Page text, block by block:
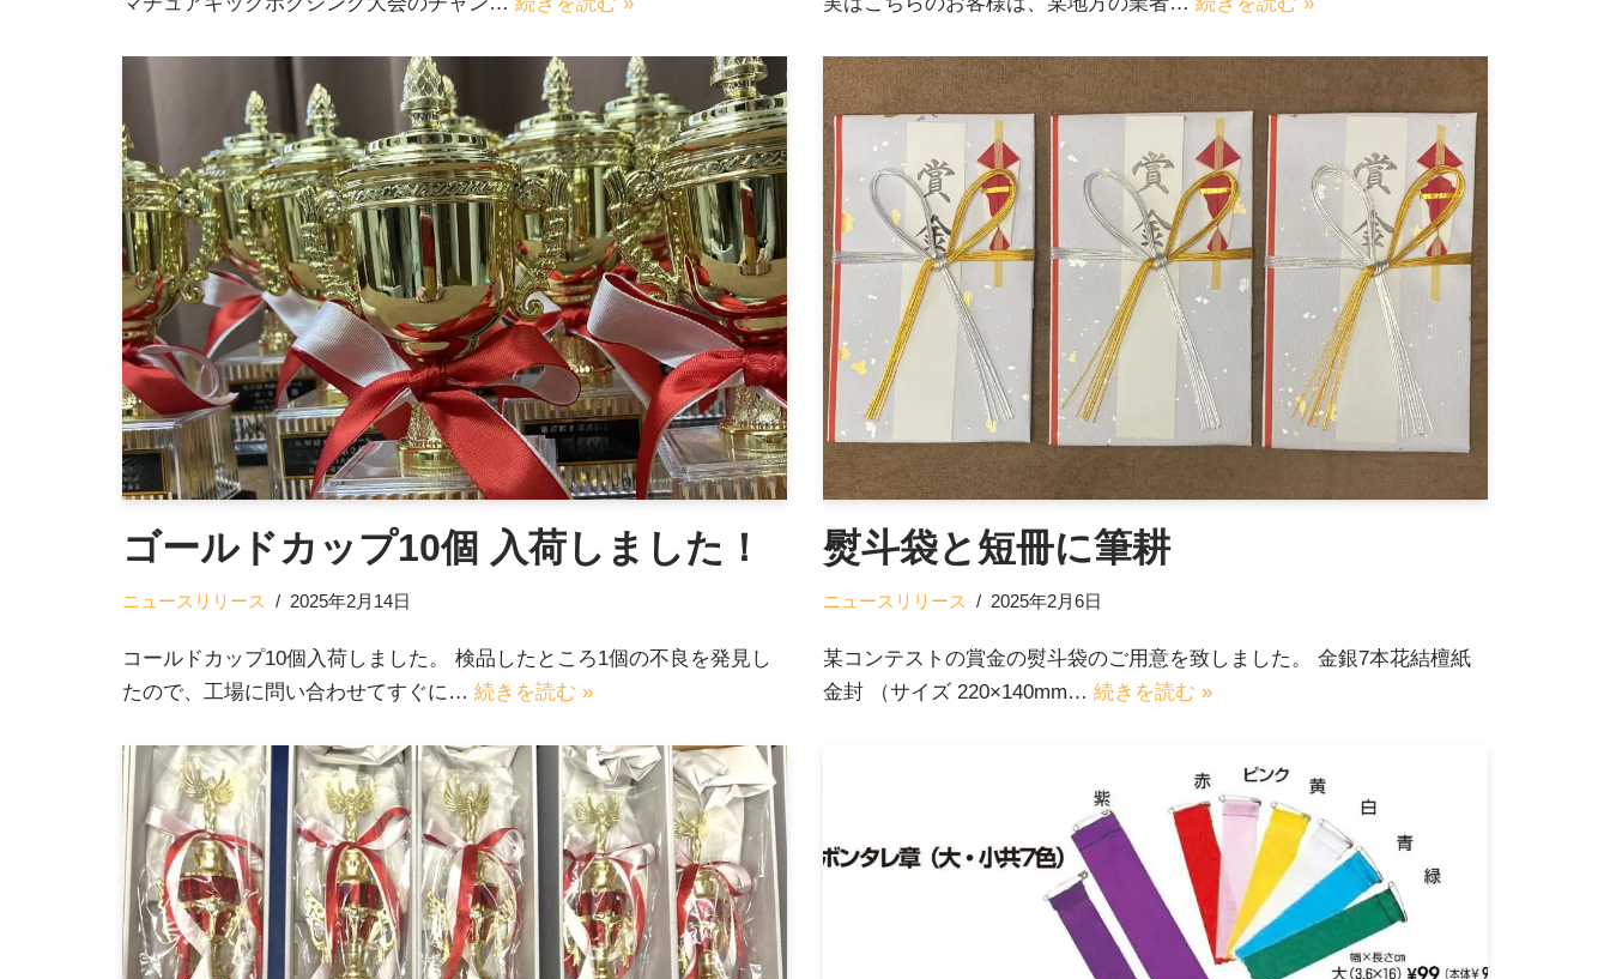
ゴールドカップ10個 入荷しました！
ニュースリリース 2025年2月14日
コールドカップ10個入荷しました。 検品したところ1個の不良を発見し
たので、工場に問い合わせてすぐに… 続きを読む »
熨斗袋と短冊に筆耕
ニュースリリース 2025年2月6日
某コンテストの賞金の熨斗袋のご用意を致しました。 金銀7本花結檀紙
金封 （サイズ 220×140mm… 続きを読む »